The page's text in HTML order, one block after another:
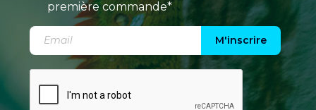
première commande*
M'inscrire